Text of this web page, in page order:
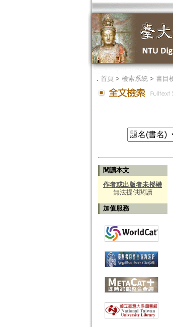
． 首頁> 檢索系統> 書目
閱讀本文
作者或出版者未授權
無法提供閱讀
加值服務